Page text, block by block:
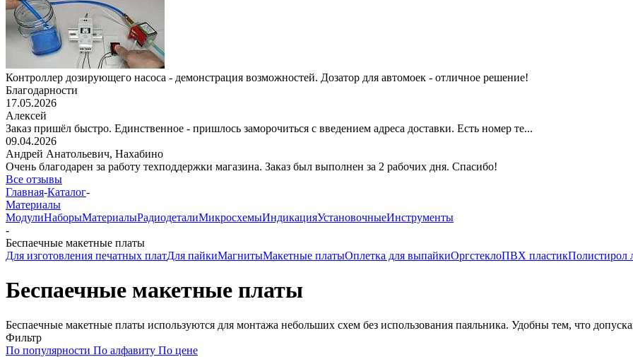
Контроллер дозирующего насоса - демонстрация возможностей. Дозатор для автомоек - отличное решение!
Благодарности
17.05.2026
Алексей
Заказ пришёл быстро. Единственное - пришлось заморочиться с введением адреса доставки. Есть номер те...
09.04.2026
Андрей Анатольевич, Нахабино
Очень благодарен за работу техподдержки магазина. Заказ был выполнен за 2 рабочих дня. Спасибо!
Все отзывы
Главная-Каталог-
Материалы
МодулиНаборыМатериалыРадиодеталиМикросхемыИндикацияУстановочныеИнструменты
-
Беспаечные макетные платы
Для изготовления печатных платДля пайкиМагнитыМакетные платыОплетка для выпайкиОргстеклоПВХ пластикПолистирол
Беспаечные макетные платы
Беспаечные макетные платы используются для монтажа небольших схем без использования паяльника. Удобны тем, что
Фильтр
По популярности По алфавиту По цене